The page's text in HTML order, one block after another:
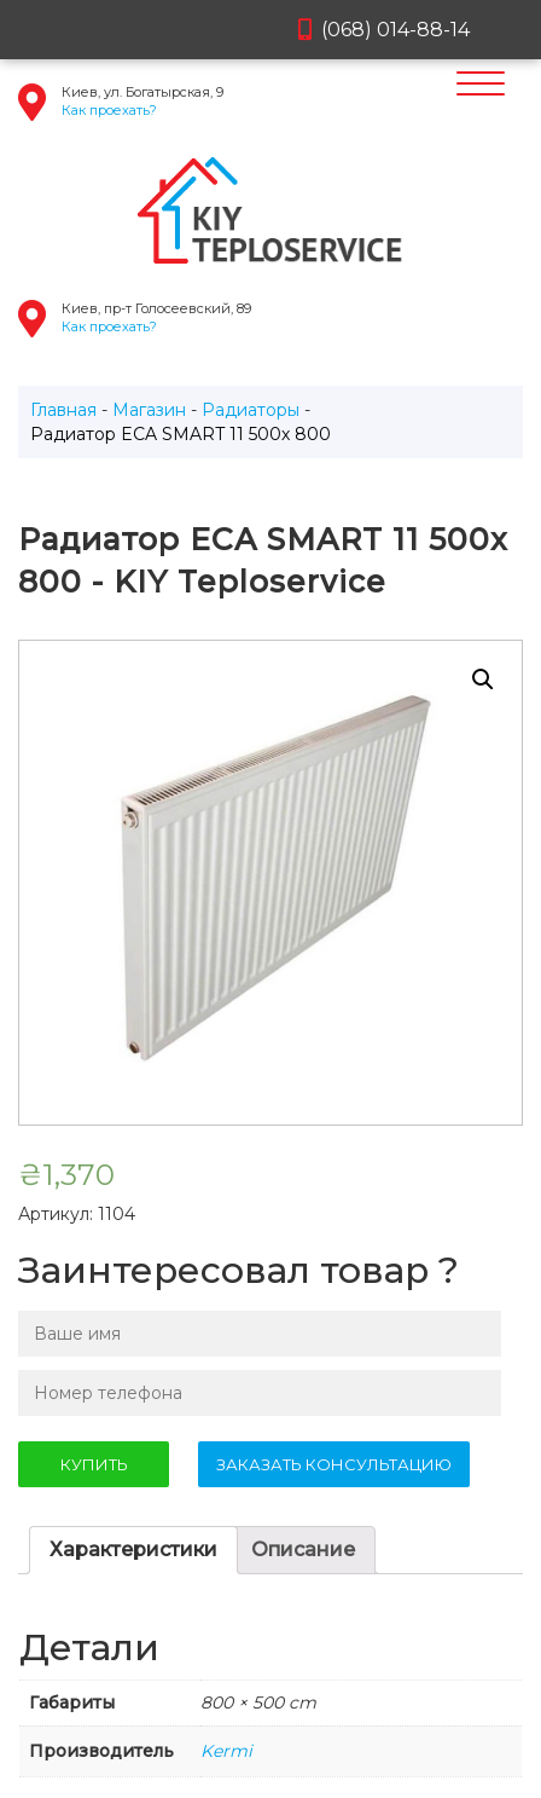
(068) 014-88-14
Киев, ул. Богатырская, 9
Как проехать?
Киев, пр-т Голосеевский, 89
Как проехать?
Главная Магазин
Радиаторы
Радиатор ECA SMART 11 500х 800
Радиатор ECA SMART 11 500х
800 - KIY Teploservice
₴1,370
Артикул: 1104
Заинтересовал товар ?
Характеристики Описание
Детали
Габариты 800 × 500 cm
Производитель Kermi